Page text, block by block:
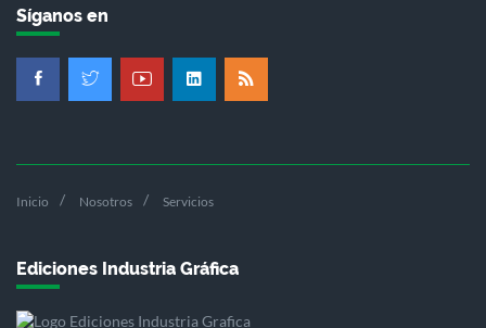
Síganos en
Inicio Nosotros Servicios
Ediciones Industria Gráfica